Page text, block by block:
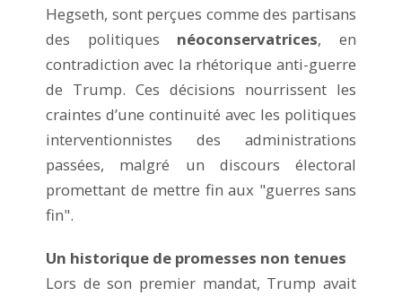
Hegseth, sont perçues comme des partisans
des politiques néoconservatrices, en
contradiction avec la rhétorique anti-guerre
de Trump. Ces décisions nourrissent les
craintes d’une continuité avec les politiques
interventionnistes des administrations
passées, malgré un discours électoral
promettant de mettre fin aux "guerres sans
fin".
Un historique de promesses non tenues
Lors de son premier mandat, Trump avait